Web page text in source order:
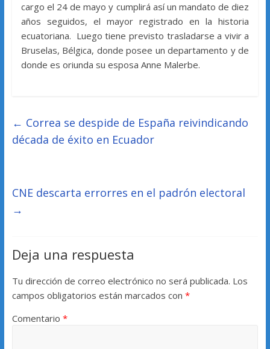
cargo el 24 de mayo y cumplirá así un mandato de diez
años seguidos, el mayor registrado en la historia
ecuatoriana. ​ Luego tiene previsto trasladarse a vivir a
Bruselas, Bélgica, donde posee un departamento y de
donde es oriunda su esposa Anne Malerbe.
← Correa se despide de España reivindicando
década de éxito en Ecuador
CNE descarta errorres en el padrón electoral
→
Deja una respuesta
Tu dirección de correo electrónico no será publicada. Los
campos obligatorios están marcados con *
Comentario *